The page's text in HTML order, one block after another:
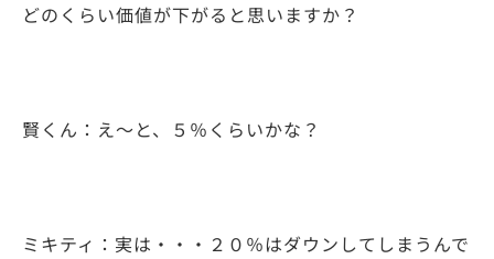
どのくらい価値が下がると思いますか？
賢くん：え～と、５％くらいかな？
ミキティ：実は・・・２０％はダウンしてしまうんで